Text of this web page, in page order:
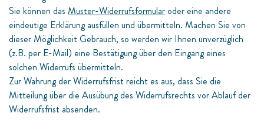
Sie können das Muster-Widerrufsformularoder eine andere
eindeutige Erklärung ausfüllen und übermitteln. Machen Sie von
dieser Möglichkeit Gebrauch, so werden wir Ihnen unverzüglich
(z.B. per E-Mail) eine Bestätigung über den Eingang eines
solchen Widerrufs übermitteln.
Zur Wahrung der Widerrufsfrist reicht es aus, dass Sie die
Mitteilung über die Ausübung des Widerrufsrechts vor Ablauf der
Widerrufsfrist absenden.